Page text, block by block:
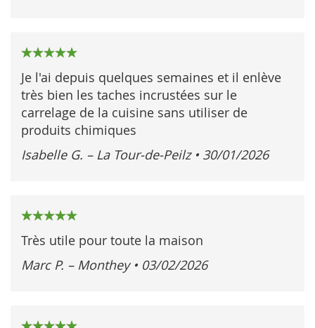
100%
Je l'ai depuis quelques semaines et il enlève
très bien les taches incrustées sur le
carrelage de la cuisine sans utiliser de
produits chimiques
Isabelle G. – La Tour‑de‑Peilz • 30/01/2026
100%
Très utile pour toute la maison
Marc P. – Monthey • 03/02/2026